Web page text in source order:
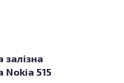
Nokia 515